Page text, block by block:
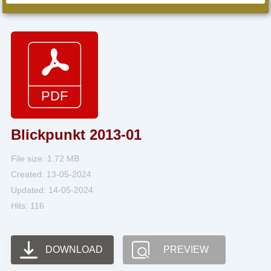
Blickpunkt 2013-01
File size: 1.72 MB
Created: 13-05-2024
Updated: 14-05-2024
Hits: 116
DOWNLOAD PREVIEW